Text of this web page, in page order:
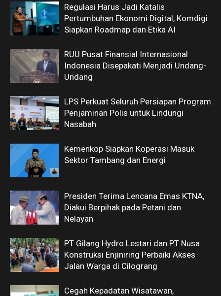
Regulasi Harus Jadi Katalis
Pertumbuhan Ekonomi Digital, Komdigi
Siapkan Roadmap dan Etika AI
RUU Pusat Finansial Internasional
Indonesia Disepakati Menjadi Undang-
Undang
LPS Perkuat Seluruh Persiapan Program
Penjaminan Polis untuk Lindungi
Nasabah
Kemenkop Siapkan Koperasi Masuk
Sektor Tambang dan Energi
Presiden Terima Lencana Emas KTNA,
Diakui Berpihak pada Petani dan
Nelayan
PT Gilang Hydro Lestari dan PT Nusa
Konstruksi Enjiniring Perbaiki Akses
Jalan Warga di Cilograng
Cegah Kepadatan Wisatawan,